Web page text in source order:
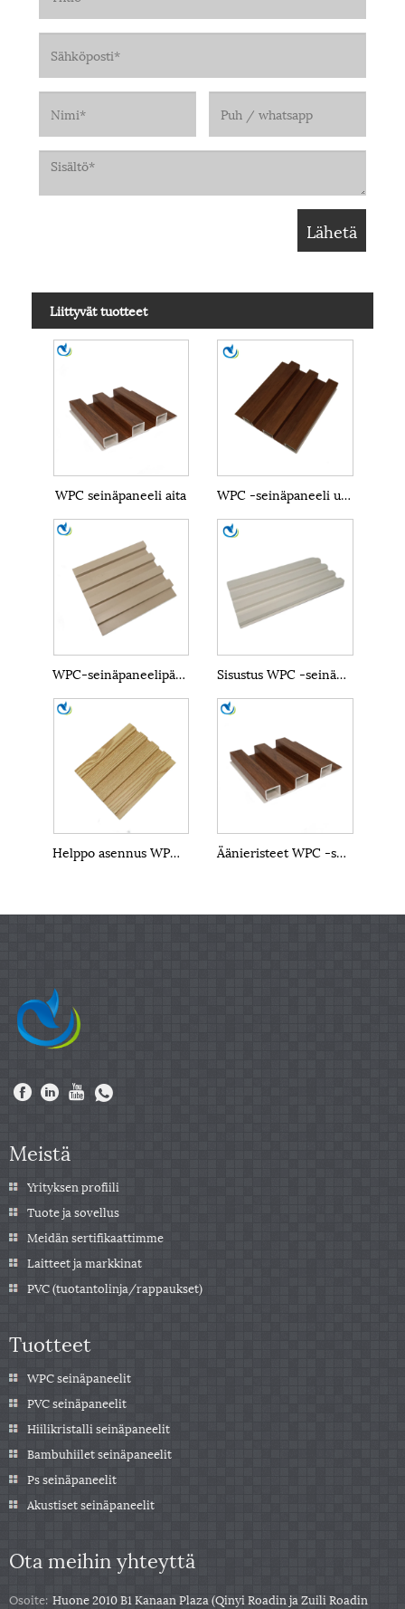
Liittyvät tuotteet
WPC seinäpaneeli aita WPC -seinäpaneeli ulkona
WPC-seinäpaneelipäällyste Sisustus WPC -seinäpaneeli
Helppo asennus WPC -seinäpaneelit Äänieristeet WPC -seinäpaneelit
Meistä
Yrityksen profiili
Tuote ja sovellus
Meidän sertifikaattimme
Laitteet ja markkinat
PVC (tuotantolinja/rappaukset)
Tuotteet
WPC seinäpaneelit
PVC seinäpaneelit
Hiilikristalli seinäpaneelit
Bambuhiilet seinäpaneelit
Ps seinäpaneelit
Akustiset seinäpaneelit
Ota meihin yhteyttä
Osoite: Huone 2010 B1 Kanaan Plaza (Qinyi Roadin ja Zuili Roadin